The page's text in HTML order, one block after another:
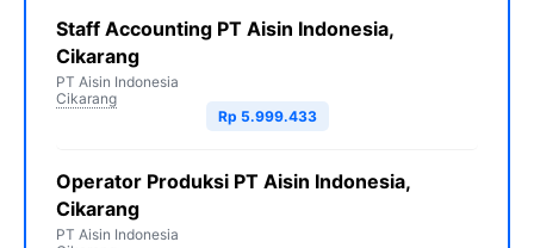
Staff Accounting PT Aisin Indonesia,
Cikarang
PT Aisin Indonesia
Cikarang
Rp 5.999.433
Operator Produksi PT Aisin Indonesia,
Cikarang
PT Aisin Indonesia